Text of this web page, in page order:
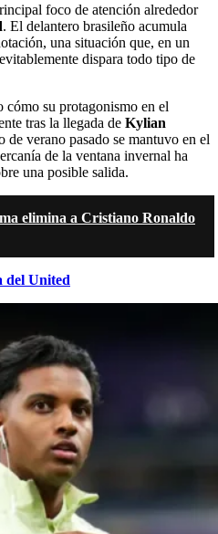
foco de atención alrededor
. El delantero brasileño acumula
una situación que, en un
dispara todo tipo de
cómo su protagonismo en el
tras la llegada de Kylian
de verano pasado se mantuvo en el
de la ventana invernal ha
una posible salida.
elimina a Cristiano Ronaldo
del United